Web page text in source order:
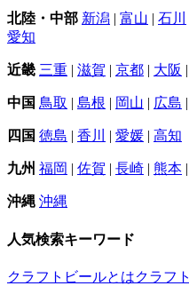
北陸・中部 新潟 | 富山 | 石川
愛知
近畿 三重 | 滋賀 | 京都 | 大阪 |
中国 鳥取 | 島根 | 岡山 | 広島 |
四国 徳島 | 香川 | 愛媛 | 高知
九州 福岡 | 佐賀 | 長崎 | 熊本 |
沖縄 沖縄
人気検索キーワード
クラフトビールとはクラフ